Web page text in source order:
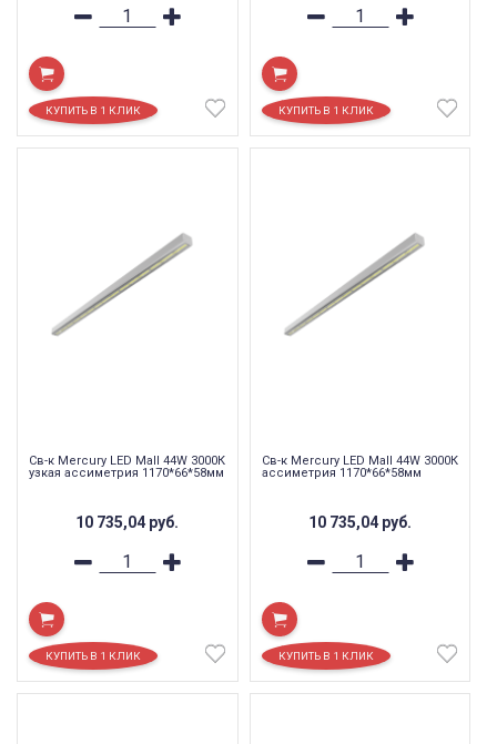
Св-к Mercury LED Mall 44W 3000К
узкая ассиметрия 1170*66*58мм
10 735,04 руб.
Св-к Mercury LED Mall 44W 3000К
ассиметрия 1170*66*58мм
10 735,04 руб.